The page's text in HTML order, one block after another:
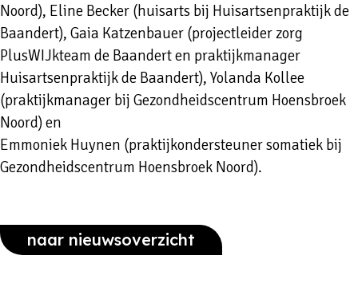
Noord), Eline Becker (huisarts bij Huisartsenpraktijk de
Baandert), Gaia Katzenbauer (projectleider zorg
PlusWIJkteam de Baandert en praktijkmanager
Huisartsenpraktijk de Baandert), Yolanda Kollee
(praktijkmanager bij Gezondheidscentrum Hoensbroek
Noord) en
Emmoniek Huynen (praktijkondersteuner somatiek bij
Gezondheidscentrum Hoensbroek Noord).
naar nieuwsoverzicht